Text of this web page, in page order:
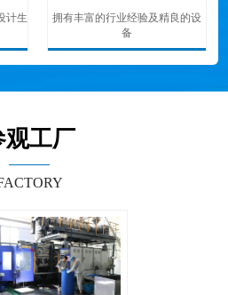
计生
拥有丰富的行业经验及精良的设
备
观工厂